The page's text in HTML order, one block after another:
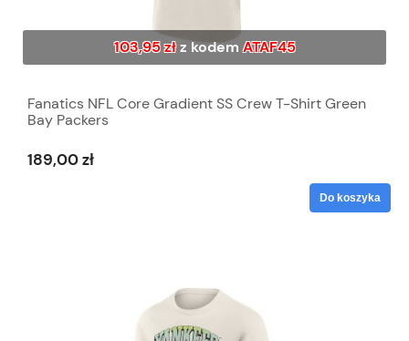
103,95 złz kodemATAF45
Fanatics NFL Core Gradient SS Crew T-Shirt Green
Bay Packers
189,00 zł
Do koszyka